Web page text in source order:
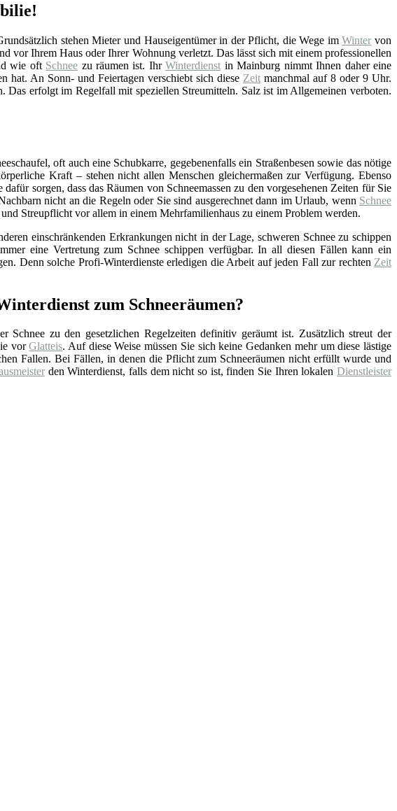
stehen Mieter und Hauseigentümer in der Pflicht, die Wege imWinter von
vor Ihrem Haus oder Ihrer Wohnung verletzt. Das lässt sich mit einem professionellen
wie oft Schnee zu räumen ist. IhrWinterdienst in Mainburg nimmt Ihnen daher eine
hat. An Sonn- und Feiertagen verschiebt sich diese Zeit manchmal auf 8 oder 9 Uhr.
Das erfolgt im Regelfall mit speziellen Streumitteln. Salz ist im Allgemeinen verboten.
oft auch eine Schubkarre, gegebenenfalls ein Straßenbesen sowie das nötige
Kraft – stehen nicht allen Menschen gleichermaßen zur Verfügung. Ebenso
sorgen, dass das Räumen von Schneemassen zu den vorgesehenen Zeiten für Sie
nicht an die Regeln oder Sie sind ausgerechnet dann im Urlaub, wenn Schnee
Streupflicht vor allem in einem Mehrfamilienhaus zu einem Problem werden.
einschränkenden Erkrankungen nicht in der Lage, schweren Schnee zu schippen
eine Vertretung zum Schnee schippen verfügbar. In all diesen Fällen kann ein
Denn solche Profi-Winterdienste erledigen die Arbeit auf jeden Fall zur rechten Zeit
zum Schneeräumen?
Schnee zu den gesetzlichen Regelzeiten definitiv geräumt ist. Zusätzlich streut der
vorGlatteis. Auf diese Weise müssen Sie sich keine Gedanken mehr um diese lästige
Fallen. Bei Fällen, in denen die Pflicht zum Schneeräumen nicht erfüllt wurde und
den Winterdienst, falls dem nicht so ist, finden Sie Ihren lokalenDienstleister